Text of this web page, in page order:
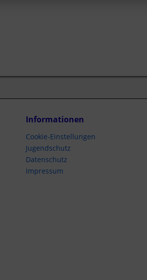
Informationen
Cookie-Einstellungen
Jugendschutz
Datenschutz
Impressum